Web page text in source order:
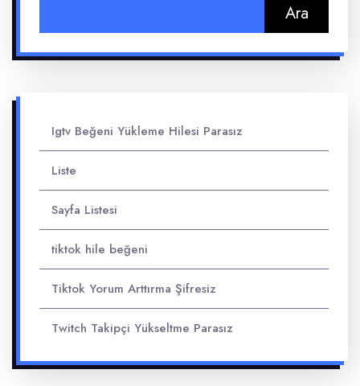
Igtv Beğeni Yükleme Hilesi Parasız
Liste
Sayfa Listesi
tiktok hile beğeni
Tiktok Yorum Arttırma Şifresiz
Twitch Takipçi Yükseltme Parasız